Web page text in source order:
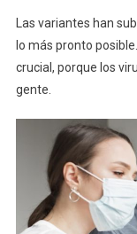
Las variantes han
lo más pronto
crucial, porque los
gente.